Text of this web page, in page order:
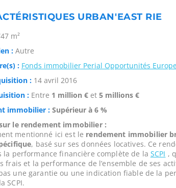
URBAN'EAST RIE
m²
:Autre
: Fonds immobilier Perial Opportunités
:14 avril 2016
:Entre 1 million €et 5 millions €
immobilier : Supérieur à 6 %
le rendement immobilier :
mentionné ici est le rendement immobilier
, basé sur ses données locatives. Ce
la performance financière complète de la SCPI ,
frais et la performance de l’ensemble de ses
une garantie ou une indication fiable de la
SCPI.